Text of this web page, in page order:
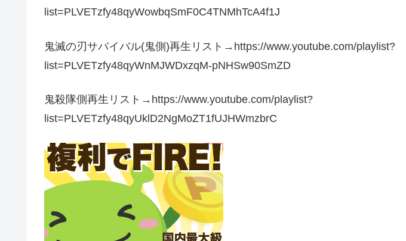
list=PLVETzfy48qyWowbqSmF0C4TNMhTcA4f1J
鬼滅の刃サバイバル(鬼側)再生リスト→https://www.youtube.com/playlist?
list=PLVETzfy48qyWnMJWDxzqM-pNHSw90SmZD
鬼殺隊側再生リスト→https://www.youtube.com/playlist?
list=PLVETzfy48qyUklD2NgMoZT1fUJHWmzbrC